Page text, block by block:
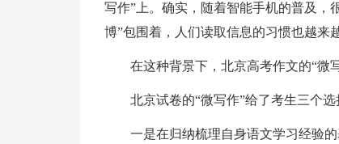
写作”上。确实，随着智能手机的普及，
博”包围着，人们读取信息的习惯也越来
在这种背景下，北京高考作文的“微
北京试卷的“微写作”给了考生三个
一是在归纳梳理自身语文学习经验